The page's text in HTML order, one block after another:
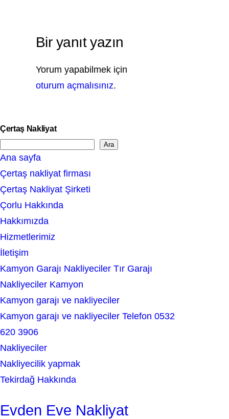
Bir yanıt yazın
Yorum yapabilmek için
oturum açmalısınız.
Çertaş Nakliyat
e
a
r
c
h
Ara
Ana sayfa
Çertaş nakliyat firması
Çertaş Nakliyat Şirketi
Çorlu Hakkında
Hakkımızda
Hizmetlerimiz
İletişim
Kamyon Garajı Nakliyeciler Tır Garajı
Nakliyeciler Kamyon
Kamyon garajı ve nakliyeciler
Kamyon garajı ve nakliyeciler Telefon 0532
620 3906
Nakliyeciler
Nakliyecilik yapmak
Tekirdağ Hakkında
Evden Eve Nakliyat